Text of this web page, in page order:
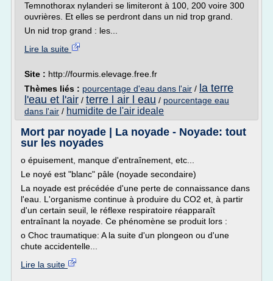
Temnothorax nylanderi se limiteront à 100, 200 voire 300
ouvrières. Et elles se perdront dans un nid trop grand.
Un nid trop grand : les...
Lire la suite
Site : http://fourmis.elevage.free.fr
Thèmes liés : pourcentage d'eau dans l'air / la terre
l'eau et l'air / terre l air l eau / pourcentage eau
dans l'air / humidite de l'air ideale
Mort par noyade | La noyade - Noyade: tout
sur les noyades
o épuisement, manque d'entraînement, etc...
Le noyé est "blanc" pâle (noyade secondaire)
La noyade est précédée d'une perte de connaissance dans
l'eau. L'organisme continue à produire du CO2 et, à partir
d'un certain seuil, le réflexe respiratoire réapparaît
entraînant la noyade. Ce phénomène se produit lors :
o Choc traumatique: A la suite d'un plongeon ou d'une
chute accidentelle...
Lire la suite